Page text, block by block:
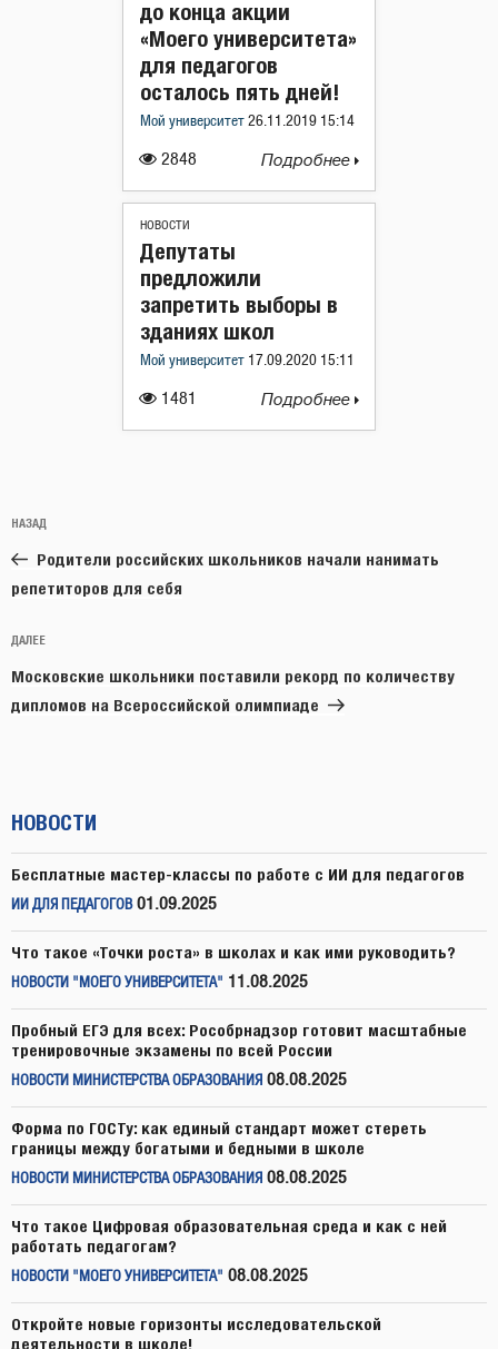
2848
до конца акции
«Моего университета»
для педагогов
осталось пять дней!
Мой университет 26.11.2019 15:14
Подробнее
НОВОСТИ
1481
Депутаты
предложили
запретить выборы в
зданиях школ
Мой университет 17.09.2020 15:11
Подробнее
по
записям
Предыдущая
запись:
НАЗАД
Родители российских школьников начали нанимать
репетиторов для себя
Следующая
запись
ДАЛЕЕ
Московские школьники поставили рекорд по количеству
дипломов на Всероссийской олимпиаде
НОВОСТИ
Бесплатные мастер-классы по работе с ИИ для педагогов
ИИ ДЛЯ ПЕДАГОГОВ 01.09.2025
Что такое «Точки роста» в школах и как ими руководить?
НОВОСТИ "МОЕГО УНИВЕРСИТЕТА" 11.08.2025
Пробный ЕГЭ для всех: Рособрнадзор готовит масштабные
тренировочные экзамены по всей России
НОВОСТИ МИНИСТЕРСТВА ОБРАЗОВАНИЯ 08.08.2025
Форма по ГОСТу: как единый стандарт может стереть
границы между богатыми и бедными в школе
НОВОСТИ МИНИСТЕРСТВА ОБРАЗОВАНИЯ 08.08.2025
Что такое Цифровая образовательная среда и как с ней
работать педагогам?
НОВОСТИ "МОЕГО УНИВЕРСИТЕТА" 08.08.2025
Откройте новые горизонты исследовательской
деятельности в школе!